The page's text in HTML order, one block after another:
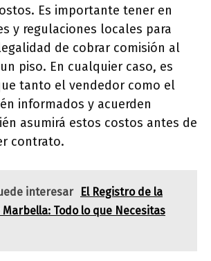
Es importante tener en
y regulaciones locales para
de cobrar comisión al
piso. En cualquier caso, es
tanto el vendedor como el
informados y acuerden
asumirá estos costos antes de
contrato.
interesar
El Registro de la
Todo lo que Necesitas